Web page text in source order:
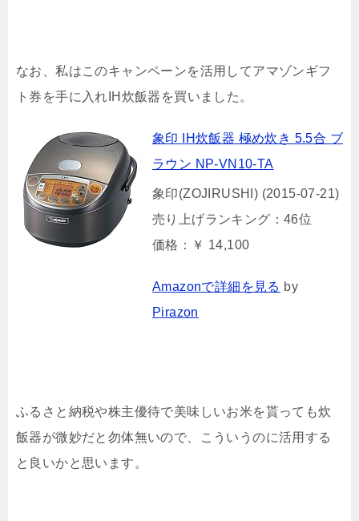
なお、私はこのキャンペーンを活用してアマゾンギフ
ト券を手に入れIH炊飯器を買いました。
象印 IH炊飯器 極め炊き 5.5合 ブ
ラウン NP-VN10-TA
象印(ZOJIRUSHI) (2015-07-21)
売り上げランキング：46位
価格：￥ 14,100
Amazonで詳細を見る by
Pirazon
ふるさと納税や株主優待で美味しいお米を貰っても炊
飯器が微妙だと勿体無いので、こういうのに活用する
と良いかと思います。